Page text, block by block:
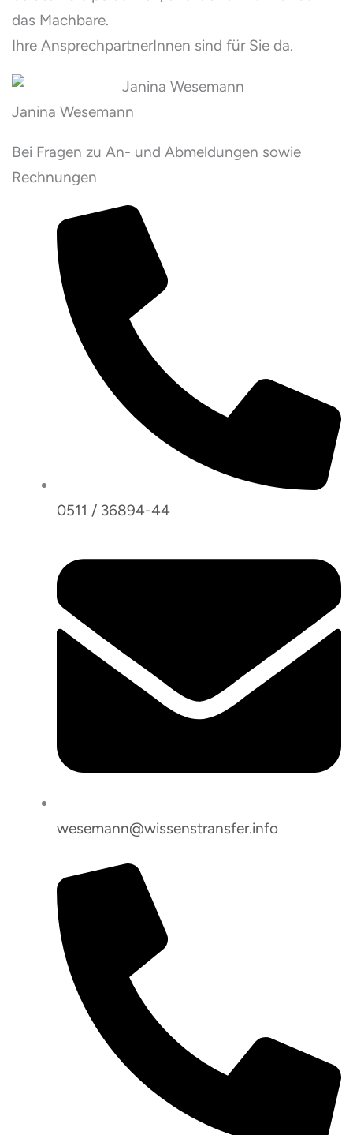
das Machbare.
Ihre AnsprechpartnerInnen sind für Sie da.
Janina Wesemann
Bei Fragen zu An- und Abmeldungen sowie
Rechnungen
0511 / 36894-44
wesemann@wissenstransfer.info